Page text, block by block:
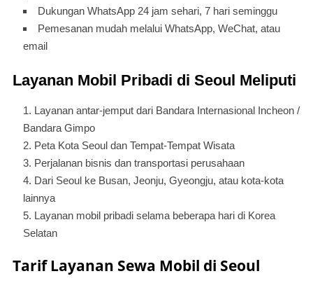
Dukungan WhatsApp 24 jam sehari, 7 hari seminggu
Pemesanan mudah melalui WhatsApp, WeChat, atau
email
Layanan Mobil Pribadi di Seoul Meliputi
Layanan antar-jemput dari Bandara Internasional Incheon /
Bandara Gimpo
Peta Kota Seoul dan Tempat-Tempat Wisata
Perjalanan bisnis dan transportasi perusahaan
Dari Seoul ke Busan, Jeonju, Gyeongju, atau kota-kota
lainnya
Layanan mobil pribadi selama beberapa hari di Korea
Selatan
Tarif Layanan Sewa Mobil di Seoul